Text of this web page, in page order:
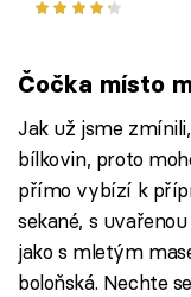
Čočka místo
Jak už jsme
bílkovin, proto
přímo vybízí k
sekané, s
jako s mletým
boloňská. Nechte